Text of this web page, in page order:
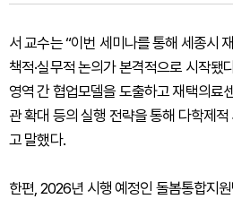
서 교수는 “이번 세미나를 통해 세종시
책적·실무적 논의가 본격적으로 시작됐
영역 간 협업모델을 도출하고 재택의료
관 확대 등의 실행 전략을 통해 다학제
고 말했다.
한편, 2026년 시행 예정인 돌봄통합지